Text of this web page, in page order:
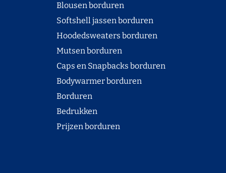
Blousen borduren
Softshell jassen borduren
Hoodedsweaters borduren
Mutsen borduren
Caps en Snapbacks borduren
Bodywarmer borduren
Borduren
Bedrukken
Prijzen borduren